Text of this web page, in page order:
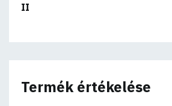
II
Termék értékelése